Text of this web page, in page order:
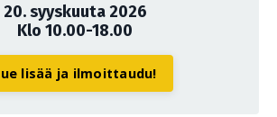
20. syyskuuta 2026
Klo 10.00-18.00
lisää ja ilmoittaudu!